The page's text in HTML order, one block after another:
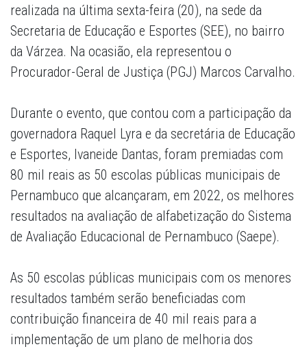
realizada na última sexta-feira (20), na sede da
Secretaria de Educação e Esportes (SEE), no bairro
da Várzea. Na ocasião, ela representou o
Procurador-Geral de Justiça (PGJ) Marcos Carvalho.
Durante o evento, que contou com a participação da
governadora Raquel Lyra e da secretária de Educação
e Esportes, Ivaneide Dantas, foram premiadas com
80 mil reais as 50 escolas públicas municipais de
Pernambuco que alcançaram, em 2022, os melhores
resultados na avaliação de alfabetização do Sistema
de Avaliação Educacional de Pernambuco (Saepe).
As 50 escolas públicas municipais com os menores
resultados também serão beneficiadas com
contribuição financeira de 40 mil reais para a
implementação de um plano de melhoria dos